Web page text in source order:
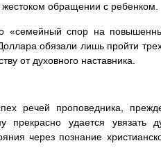
обращении с ребенком.
«семейный спор на
обязали лишь пройти
от духовного наставника.
речей проповедника,
удается увязать
через познание